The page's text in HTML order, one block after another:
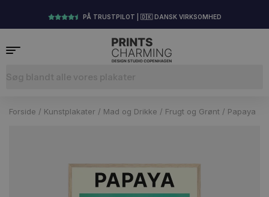
PÅ TRUSTPILOT | 🇩🇰 DANSK VIRKSOMHED
Forside / Kunstplakater / Mad og Drikke / Frugt og Grønt / Papaya